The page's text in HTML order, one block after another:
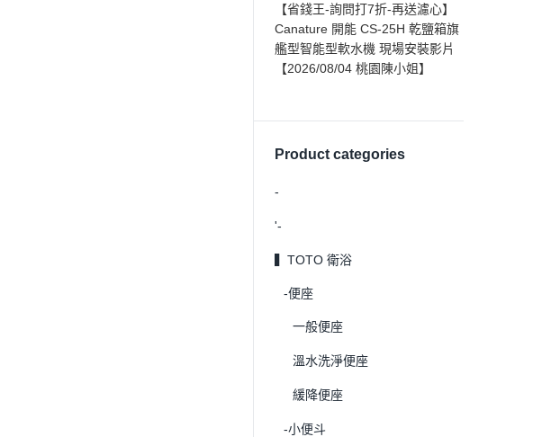
【省錢王-詢問打7折-再送濾心】
Canature 開能 CS-25H 乾鹽箱旗
艦型智能型軟水機 現場安裝影片
【2026/08/04 桃園陳小姐】
Product categories
-
'-
▍TOTO 衛浴
-便座
一般便座
溫水洗淨便座
緩降便座
-小便斗